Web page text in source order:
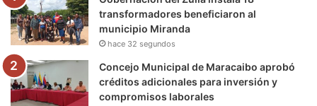
o
r
e
r
a
m
a
transformadores beneficiaron al
municipio Miranda
hace 32 segundos
Concejo Municipal de Maracaibo aprobó
créditos adicionales para inversión y
compromisos laborales